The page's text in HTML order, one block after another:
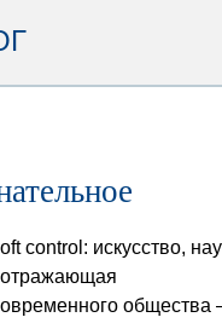
control: искусство,
отражающая
общества